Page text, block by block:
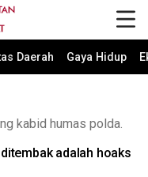
Daerah Gaya Hidup
kabid humas polda.
adalah hoaks